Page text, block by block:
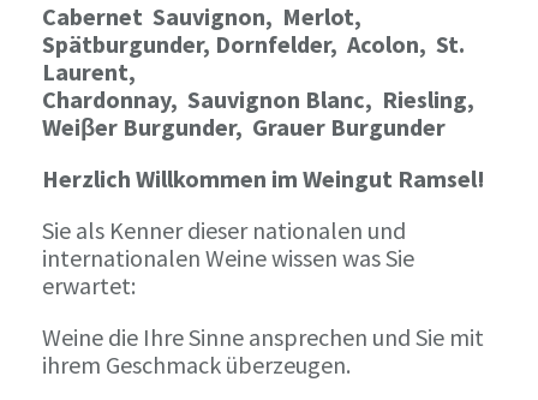
Cabernet Sauvignon, Merlot,
Spätburgunder, Dornfelder, Acolon, St.
Laurent,
Chardonnay, Sauvignon Blanc, Riesling,
Weiβer Burgunder, Grauer Burgunder
Herzlich Willkommen im Weingut Ramsel!
Sie als Kenner dieser nationalen und
internationalen Weine wissen was Sie
erwartet:
Weine die Ihre Sinne ansprechen und Sie mit
ihrem Geschmack überzeugen.